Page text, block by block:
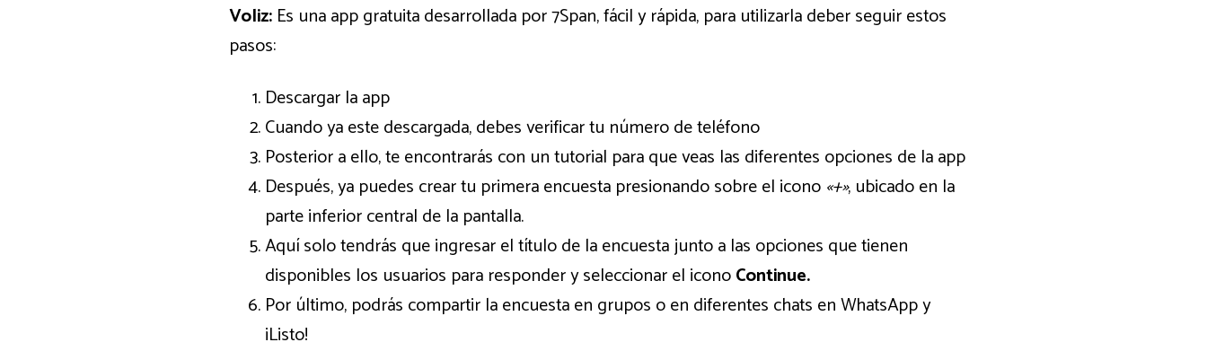
Voliz: Es una app gratuita desarrollada por 7Span, fácil y rápida, para utilizarla deber seguir estos
pasos:
Descargar la app
Cuando ya este descargada, debes verificar tu número de teléfono
Posterior a ello, te encontrarás con un tutorial para que veas las diferentes opciones de la app
Después, ya puedes crear tu primera encuesta presionando sobre el icono «+», ubicado en la
parte inferior central de la pantalla.
Aquí solo tendrás que ingresar el título de la encuesta junto a las opciones que tienen
disponibles los usuarios para responder y seleccionar el iconoContinue.
Por último, podrás compartir la encuesta en grupos o en diferentes chats en WhatsApp y
¡Listo!